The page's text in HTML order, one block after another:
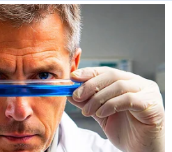
sušené hlízy
na
od času sklenice
rozložte v jedné
na skříňky nebo